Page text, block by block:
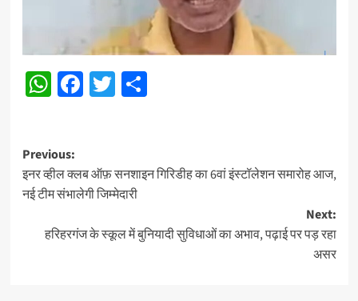
WhatsApp
Facebook
Twitter
Share
Post
navigation
Previous:
इनर व्हील क्लब ऑफ़ सनशाइन गिरिडीह का 6वां इंस्टॉलेशन समारोह आज,
नई टीम संभालेगी जिम्मेदारी
Next:
हरिहरगंज के स्कूल में बुनियादी सुविधाओं का अभाव, पढ़ाई पर पड़ रहा
असर